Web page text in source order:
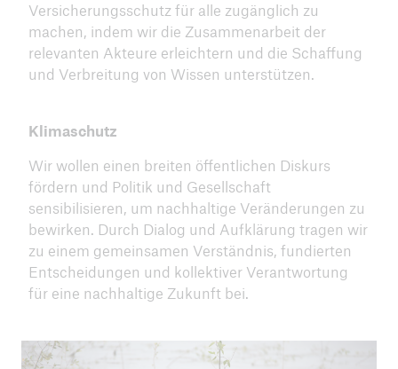
Versicherungsschutz für alle zugänglich zu
machen, indem wir die Zusammenarbeit der
relevanten Akteure erleichtern und die Schaffung
und Verbreitung von Wissen unterstützen.
Klimaschutz
Wir wollen einen breiten öffentlichen Diskurs
fördern und Politik und Gesellschaft
sensibilisieren, um nachhaltige Veränderungen zu
bewirken. Durch Dialog und Aufklärung tragen wir
zu einem gemeinsamen Verständnis, fundierten
Entscheidungen und kollektiver Verantwortung
für eine nachhaltige Zukunft bei.